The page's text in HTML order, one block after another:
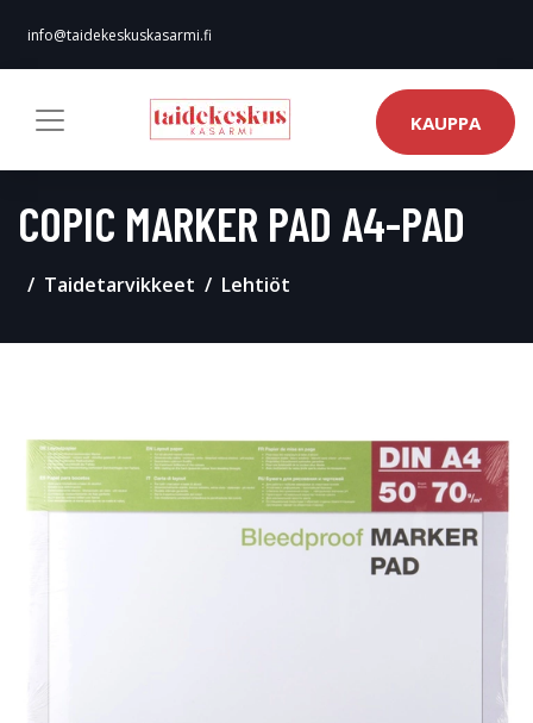
info@taidekeskuskasarmi.fi
KAUPPA
COPIC MARKER PAD A4-PAD
Taidetarvikkeet Lehtiöt